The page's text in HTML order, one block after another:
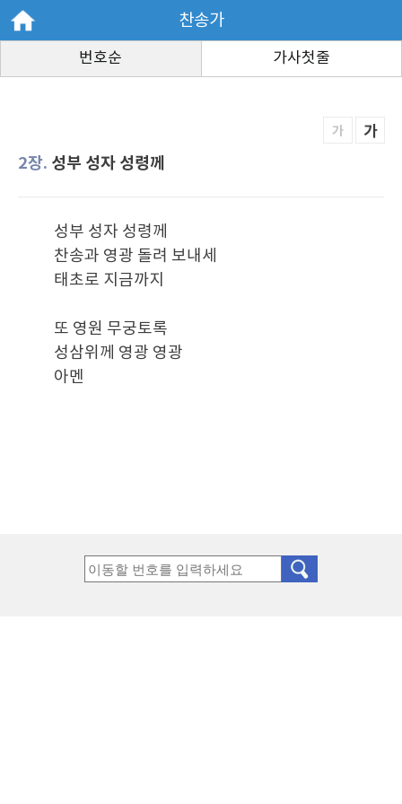
찬송가
번호순 가사첫줄
가 가
2장. 성부 성자 성령께
성부 성자 성령께
찬송과 영광 돌려 보내세
태초로 지금까지
또 영원 무궁토록
성삼위께 영광 영광
아멘